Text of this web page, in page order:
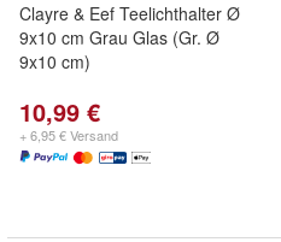
Clayre & Eef Teelichthalter Ø
9x10 cm Grau Glas (Gr. Ø
9x10 cm)
10,99 €
+ 6,95 € Versand